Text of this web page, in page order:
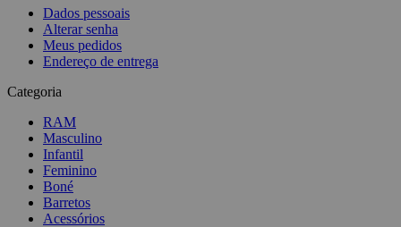
Dados pessoais
Alterar senha
Meus pedidos
Endereço de entrega
Categoria
RAM
Masculino
Infantil
Feminino
Boné
Barretos
Acessórios